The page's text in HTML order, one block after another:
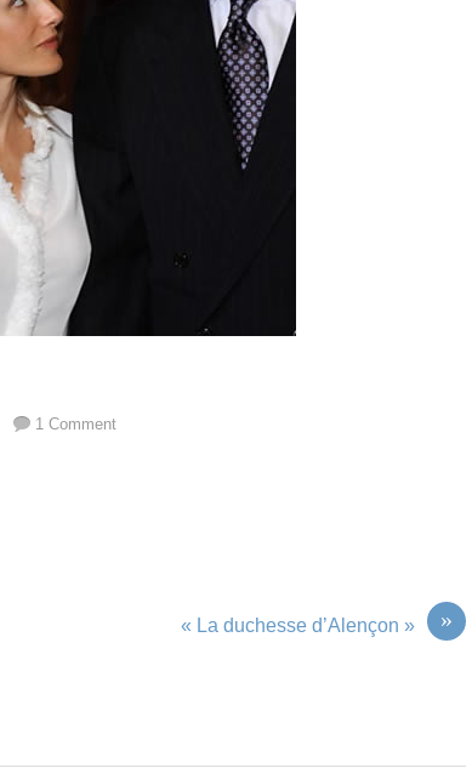
1 Comment
»
« La duchesse d’Alençon »